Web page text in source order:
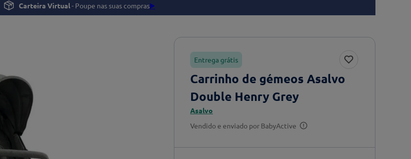
Carteira Virtual- Poupe nas suas compras▶️
Entrega grátis
Carrinho de gémeos Asalvo
Double Henry Grey
Asalvo
Vendido e enviado por BabyActive